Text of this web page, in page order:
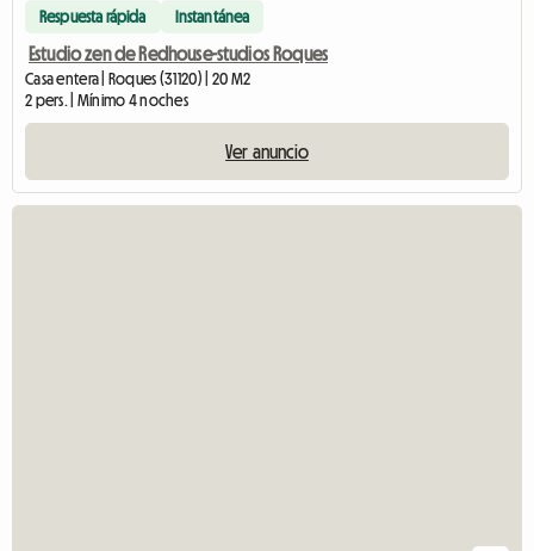
Respuesta rápida Instantánea
Estudio zen de Redhouse-studios Roques
Casa entera | Roques (31120) | 20 M2
2 pers. | Mínimo 4 noches
Ver anuncio